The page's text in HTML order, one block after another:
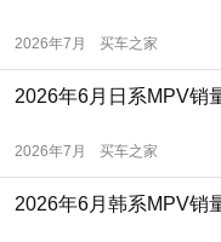
2026年7月 买车之家
2026年6月日系MPV销
2026年7月 买车之家
2026年6月韩系MPV销